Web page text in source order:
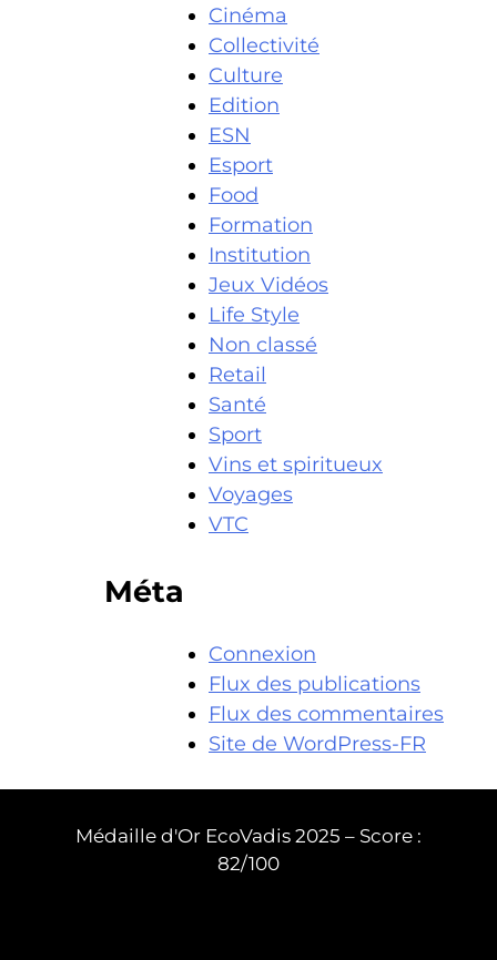
Cinéma
Collectivité
Culture
Edition
ESN
Esport
Food
Formation
Institution
Jeux Vidéos
Life Style
Non classé
Retail
Santé
Sport
Vins et spiritueux
Voyages
VTC
Méta
Connexion
Flux des publications
Flux des commentaires
Site de WordPress-FR
Médaille d'Or EcoVadis 2025 – Score :
82/100